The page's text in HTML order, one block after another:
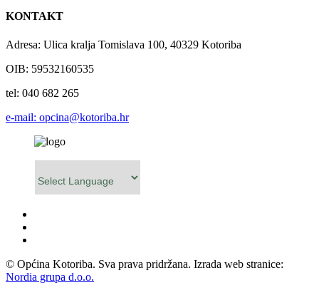
KONTAKT
Adresa: Ulica kralja Tomislava 100, 40329 Kotoriba
OIB: 59532160535
tel: 040 682 265
e-mail: opcina@kotoriba.hr
© Općina Kotoriba. Sva prava pridržana. Izrada web stranice:
Nordia grupa d.o.o.